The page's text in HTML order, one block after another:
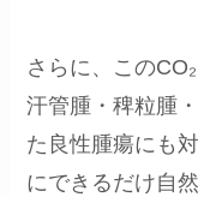
さらに、この
汗管腫・稗粒腫
た良性腫瘍にも
にできるだけ自